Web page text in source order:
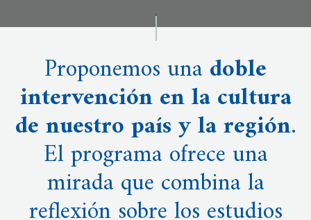
Proponemos una doble
intervención en la cultura
de nuestro país y la región.
El programa ofrece una
mirada que combina la